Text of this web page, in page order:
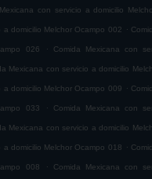
con servicio a domicilio
a domicilio Melchor Ocampo 002 .
026 . Comida Mexicana con
Mexicana con servicio a domicilio
a domicilio Melchor Ocampo 009 .
033 . Comida Mexicana con
Mexicana con servicio a domicilio
a domicilio Melchor Ocampo 018 .
008 . Comida Mexicana con